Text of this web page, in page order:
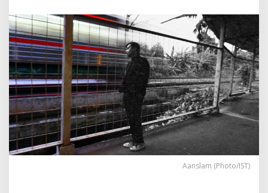
n
g
e
k
s
p
l
o
r
a
s
i
R
a
Aanslam (Photo/IST)